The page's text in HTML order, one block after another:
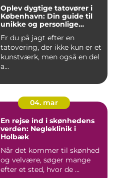
Oplev dygtige tatovører i
København: Din guide til
unikke og personlige
Er du på jagt efter en
tatovering, der ikke kun er et
kunstværk, men også en del
a...
04. mar
En rejse ind i skønhedens
verden: Negleklinik i
Holbæk
Når det kommer til skønhed
og velvære, søger mange
efter et sted, hvor de ...